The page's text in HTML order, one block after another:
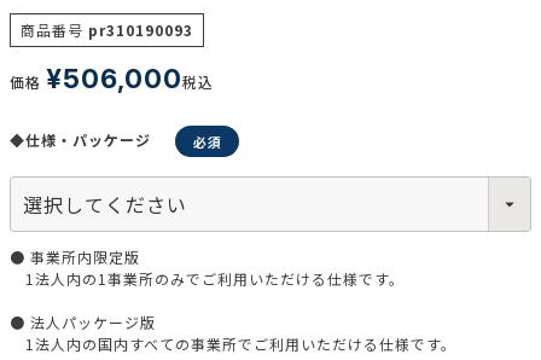
商品番号 pr310190093
価格 ¥506,000税込
◆仕様・パッケージ
● 事業所内限定版
1法人内の1事業所のみでご利用いただける仕様です。
● 法人パッケージ版
1法人内の国内すべての事業所でご利用いただける仕様です。